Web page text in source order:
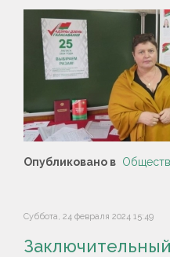
Опубликовано в
Суббота, 24 февраля 2024 15:49